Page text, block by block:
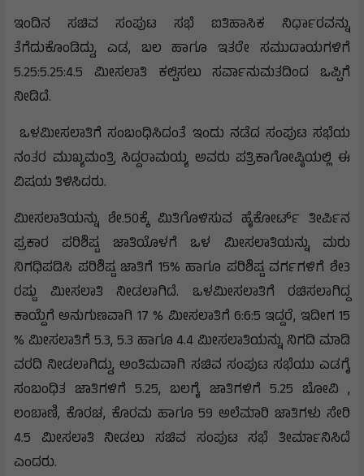
ಇಂದಿನ ಸಚಿವ ಸಂಪುಟ ಸಭೆ ಐತಿಹಾಸಿಕ ನಿರ್ಧಾರವನ್ನು
ತೆಗೆದುಕೊಂಡಿದ್ದು, ಎಡ, ಬಲ ಹಾಗೂ ಇತರೇ ಸಮುದಾಯಗಳಿಗೆ
5.25:5.25:4.5 ಮೀಸಲಾತಿ ಕಲ್ಪಿಸಲು ಸರ್ವಾನುಮತದಿಂದ ಒಪ್ಪಿಗೆ
ನೀಡಿದೆ.
ಒಳಮೀಸಲಾತಿಗೆ ಸಂಬಂಧಿಸಿದಂತೆ ಇಂದು ನಡೆದ ಸಂಪುಟ ಸಭೆಯ
ನಂತರ ಮುಖ್ಯಮಂತ್ರಿ ಸಿದ್ದರಾಮಯ್ಯ ಅವರು ಪತ್ರಿಕಾಗೋಷ್ಠಿಯಲ್ಲಿ ಈ
ವಿಷಯ ತಿಳಿಸಿದರು.
ಮೀಸಲಾತಿಯನ್ನು ಶೇ.50ಕ್ಕೆ ಮಿತಿಗೊಳಿಸುವ ಹೈಕೋರ್ಟ್ ತೀರ್ಪಿನ
ಪ್ರಕಾರ ಪರಿಶಿಷ್ಟ ಜಾತಿಯೊಳಗೆ ಒಳ ಮೀಸಲಾತಿಯನ್ನು ಮರು
ನಿಗಧಿಪಡಿಸಿ ಪರಿಶಿಷ್ಟ ಜಾತಿಗೆ 15% ಹಾಗೂ ಪರಿಶಿಷ್ಟ ವರ್ಗಗಳಿಗೆ ಶೇ3
ರಷ್ಟು ಮೀಸಲಾತಿ ನೀಡಲಾಗಿದೆ. ಒಳಮೀಸಲಾತಿಗೆ ರಚಿಸಲಾಗಿದ್ದ
ಕಾಯ್ದೆಗೆ ಅನುಗುಣವಾಗಿ 17 % ಮೀಸಲಾತಿಗೆ 6:6:5 ಇದ್ದರೆ, ಇದೀಗ 15
% ಮೀಸಲಾತಿಗೆ 5.3, 5.3 ಹಾಗೂ 4.4 ಮೀಸಲಾತಿಯನ್ನು ನಿಗದಿ ಮಾಡಿ
ವರದಿ ನೀಡಲಾಗಿದ್ದು, ಅಂತಿಮವಾಗಿ ಸಚಿವ ಸಂಪುಟ ಸಭೆಯು ಎಡಗೈ
ಸಂಬಂಧಿತ ಜಾತಿಗಳಿಗೆ 5.25, ಬಲಗೈ ಜಾತಿಗಳಿಗೆ 5.25 ಬೋವಿ ,
ಲಂಬಾಣಿ, ಕೊರಚ, ಕೊರಮ ಹಾಗೂ 59 ಅಲೆಮಾರಿ ಜಾತಿಗಳು ಸೇರಿ
4.5 ಮೀಸಲಾತಿ ನೀಡಲು ಸಚಿವ ಸಂಪುಟ ಸಭೆ ತೀರ್ಮಾನಿಸಿದೆ
ಎಂದರು.